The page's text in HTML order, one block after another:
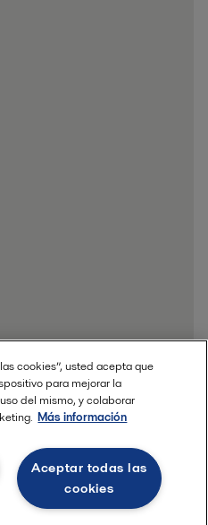
cookies”, usted acepta que
para mejorar la
del mismo, y colaborar
Más información
Aceptar todas las
cookies